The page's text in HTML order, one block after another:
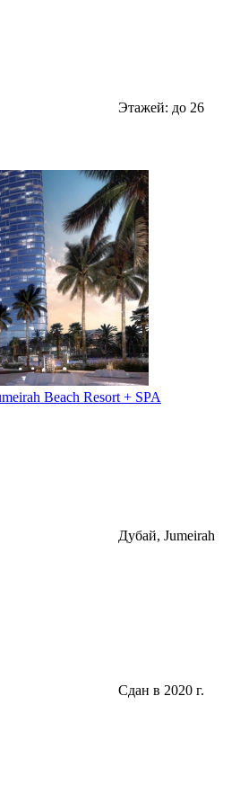
Этажей: до 26
Beach Resort + SPA
Дубай, Jumeirah
Сдан в 2020 г.